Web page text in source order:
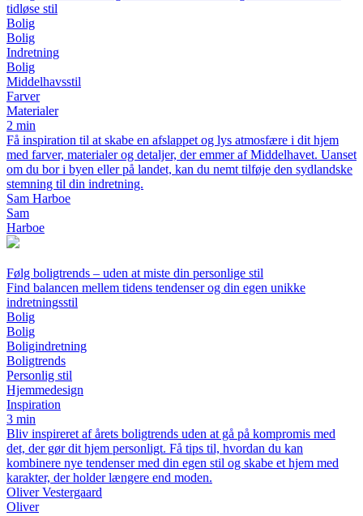
tidløse stil
Bolig
Bolig
Indretning
Bolig
Middelhavsstil
Farver
Materialer
2 min
Få inspiration til at skabe en afslappet og lys atmosfære i dit hjem
med farver, materialer og detaljer, der emmer af Middelhavet. Uanset
om du bor i byen eller på landet, kan du nemt tilføje den sydlandske
stemning til din indretning.
Sam Harboe
Sam
Harboe
Følg boligtrends – uden at miste din personlige stil
Find balancen mellem tidens tendenser og din egen unikke
indretningsstil
Bolig
Bolig
Boligindretning
Boligtrends
Personlig stil
Hjemmedesign
Inspiration
3 min
Bliv inspireret af årets boligtrends uden at gå på kompromis med
det, der gør dit hjem personligt. Få tips til, hvordan du kan
kombinere nye tendenser med din egen stil og skabe et hjem med
karakter, der holder længere end moden.
Oliver Vestergaard
Oliver